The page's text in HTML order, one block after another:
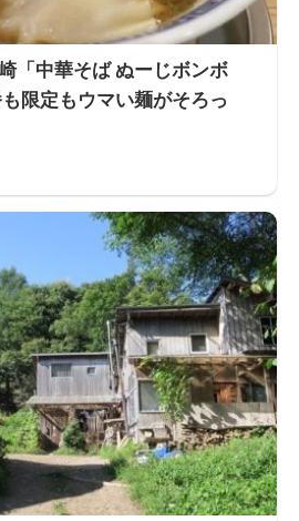
「中華そば ぬーじボンボ
限定もウマい麺がそろっ